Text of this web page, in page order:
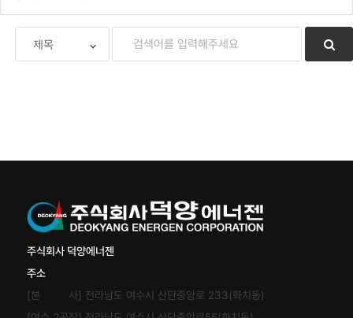
주식회사 덕양에너젠
주소
[본 사] 전라남도 여수시 산단중앙로 233(화치동)